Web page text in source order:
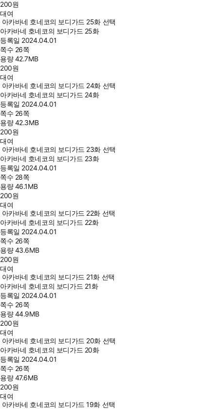
200원
대여
아카바네 호네코의 보디가드 25화 선택
아카바네 호네코의 보디가드 25화
등록일 2024.04.01
쪽수 26쪽
용량42.7MB
200원
대여
아카바네 호네코의 보디가드 24화 선택
아카바네 호네코의 보디가드 24화
등록일 2024.04.01
쪽수 26쪽
용량42.3MB
200원
대여
아카바네 호네코의 보디가드 23화 선택
아카바네 호네코의 보디가드 23화
등록일 2024.04.01
쪽수 28쪽
용량46.1MB
200원
대여
아카바네 호네코의 보디가드 22화 선택
아카바네 호네코의 보디가드 22화
등록일 2024.04.01
쪽수 26쪽
용량43.6MB
200원
대여
아카바네 호네코의 보디가드 21화 선택
아카바네 호네코의 보디가드 21화
등록일 2024.04.01
쪽수 26쪽
용량44.9MB
200원
대여
아카바네 호네코의 보디가드 20화 선택
아카바네 호네코의 보디가드 20화
등록일 2024.04.01
쪽수 26쪽
용량47.6MB
200원
대여
아카바네 호네코의 보디가드 19화 선택